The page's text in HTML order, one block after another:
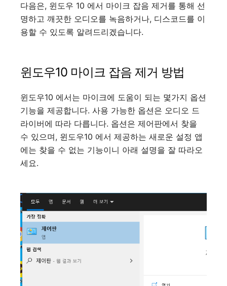
다음은, 윈도우 10 에서 마이크 잡음 제거를 통해 선
명하고 깨끗한 오디오를 녹음하거나, 디스코드를 이
용할 수 있도록 알려드리겠습니다.
윈도우10 마이크 잡음 제거 방법
윈도우10 에서는 마이크에 도움이 되는 몇가지 옵션
기능을 제공합니다. 사용 가능한 옵션은 오디오 드
라이버에 따라 다릅니다. 옵션은 제어판에서 찾을
수 있으며, 윈도우10 에서 제공하는 새로운 설정 앱
에는 찾을 수 없는 기능이니 아래 설명을 잘 따라오
세요.